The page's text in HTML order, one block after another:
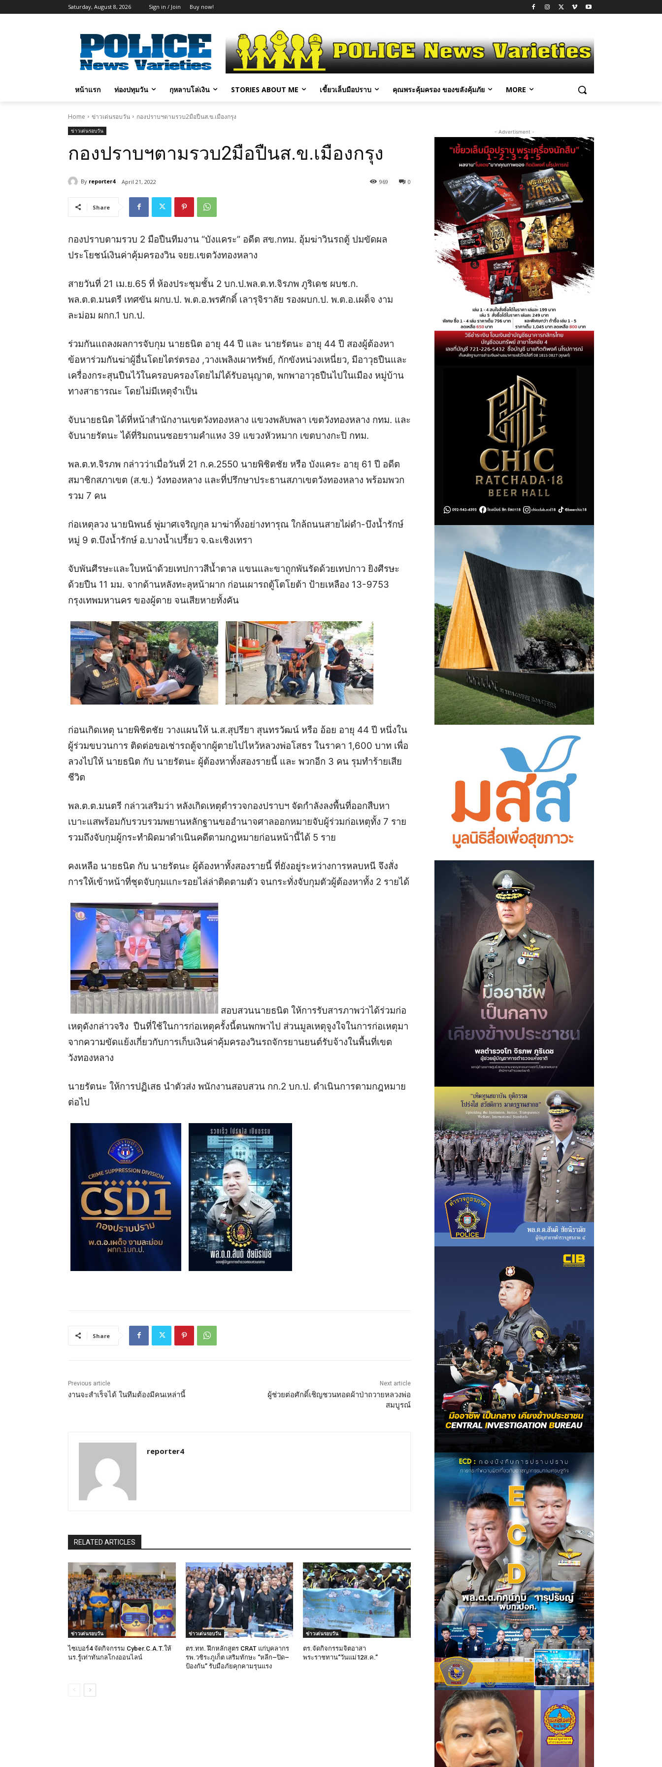
Saturday, August 8, 2026 Sign in / Join Buy now!
หน้าแรก ท่องปทุมวัน กุหลาบโล่เงิน STORIES ABOUT ME เขี้ยวเล็บมือปราบ คุณพระคุ้มครอง ของขลังคุ้มภัย MORE
Home ข่าวเด่นรอบวัน กองปราบฯตามรวบ2มือปืนส.ข.เมืองกรุง
ข่าวเด่นรอบวัน
กองปราบฯตามรวบ2มือปืนส.ข.เมืองกรุง
By reporter4 April 21, 2022 0
969
Share
กองปราบตามรวบ 2 มือปืนทีมงาน “บังแคระ” อดีต สข.กทม. อุ้มฆ่าวินรถตู้ ปมขัดผล
ประโยชน์เงินค่าคุ้มครองวิน จยย.เขตวังทองหลาง
สายวันที่ 21 เม.ย.65 ที่ ห้องประชุมชั้น 2 บก.ป.พล.ต.ท.จิรภพ ภูริเดช ผบช.ก.
พล.ต.ต.มนตรี เทศขัน ผกบ.ป. พ.ต.อ.พรศักดิ์ เลารุจิราลัย รองผบก.ป. พ.ต.อ.เผด็จ งาม
ละม่อม ผกก.1 บก.ป.
ร่วมกันแถลงผลการจับกุม นายธนิต อายุ 44 ปี และ นายรัตนะ อายุ 44 ปี สองผู้ต้องหา
ข้อหาร่วมกันฆ่าผู้อื่นโดยไตร่ตรอง ,วางเพลิงเผาทรัพย์, กักขังหน่วงเหนี่ยว, มีอาวุธปืนและ
เครื่องกระสุนปืนไว้ในครอบครองโดยไม่ได้รับอนุญาต, พกพาอาวุธปืนไปในเมือง หมู่บ้าน
ทางสาธารณะ โดยไม่มีเหตุจำเป็น
จับนายธนิต ได้ที่หน้าสำนักงานเขตวังทองหลาง แขวงพลับพลา เขตวังทองหลาง กทม. และ
จับนายรัตนะ ได้ที่ริมถนนซอยรามคำแหง 39 แขวงหัวหมาก เขตบางกะปิ กทม.
พล.ต.ท.จิรภพ กล่าวว่าเมื่อวันที่ 21 ก.ค.2550 นายพิชิตชัย หรือ บังแคระ อายุ 61 ปี อดีต
สมาชิกสภาเขต (ส.ข.) วังทองหลาง และที่ปรึกษาประธานสภาเขตวังทองหลาง พร้อมพวก
รวม 7 คน
ก่อเหตุลวง นายนิพนธ์ พู่มาศเจริญกุล มาฆ่าทิ้งอย่างทารุณ ใกล้ถนนสายไผ่ดำ-บึงน้ำรักษ์
หมู่ 9 ต.บึงน้ำรักษ์ อ.บางน้ำเปรี้ยว จ.ฉะเชิงเทรา
จับพันศีรษะและใบหน้าด้วยเทปกาวสีน้ำตาล แขนและขาถูกพันรัดด้วยเทปกาว ยิงศีรษะ
ด้วยปืน 11 มม. จากด้านหลังทะลุหน้าผาก ก่อนเผารถตู้โตโยต้า ป้ายเหลือง 13-9753
กรุงเทพมหานคร ของผู้ตาย จนเสียหายทั้งคัน
ก่อนเกิดเหตุ นายพิชิตชัย วางแผนให้ น.ส.สุปรียา สุนทรวัฒน์ หรือ อ้อย อายุ 44 ปี หนึ่งใน
ผู้ร่วมขบวนการ ติดต่อขอเช่ารถตู้จากผู้ตายไปไหว้หลวงพ่อโสธร ในราคา 1,600 บาท เพื่อ
ลวงไปให้ นายธนิต กับ นายรัตนะ ผู้ต้องหาทั้งสองรายนี้ และ พวกอีก 3 คน รุมทำร้ายเสีย
ชีวิต
พล.ต.ต.มนตรี กล่าวเสริมว่า หลังเกิดเหตุตำรวจกองปราบฯ จัดกำลังลงพื้นที่ออกสืบหา
เบาะแสพร้อมกับรวบรวมพยานหลักฐานขออำนาจศาลออกหมายจับผู้ร่วมก่อเหตุทั้ง 7 ราย
รวมถึงจับกุมผู้กระทำผิดมาดำเนินคดีตามกฎหมายก่อนหน้านี้ได้ 5 ราย
คงเหลือ นายธนิต กับ นายรัตนะ ผู้ต้องหาทั้งสองรายนี้ ที่ยังอยู่ระหว่างการหลบหนี จึงสั่ง
การให้เข้าหน้าที่ชุดจับกุมแกะรอยไล่ล่าติดตามตัว จนกระทั่งจับกุมตัวผู้ต้องหาทั้ง 2 รายได้
สอบสวนนายธนิต ให้การรับสารภาพว่าได้ร่วมก่อ
เหตุดังกล่าวจริง ปืนที่ใช้ในการก่อเหตุครั้งนี้ตนพกพาไป ส่วนมูลเหตุจูงใจในการก่อเหตุมา
จากความขัดแย้งเกี่ยวกับการเก็บเงินค่าคุ้มครองวินรถจักรยานยนต์รับจ้างในพื้นที่เขต
วังทองหลาง
นายรัตนะ ให้การปฏิเสธ นำตัวส่ง พนักงานสอบสวน กก.2 บก.ป. ดำเนินการตามกฎหมาย
ต่อไป
Share
Previous article
งานจะสำเร็จได้ ในทีมต้องมีคนเหล่านี้
Next article
ผู้ช่วยต่อศักดิ์เชิญชวนทอดผ้าป่าถวายหลวงพ่อ
สมบูรณ์
reporter4
RELATED ARTICLES
ข่าวเด่นรอบวัน
ไซเบอร์4 จัดกิจกรรม Cyber.C.A.T.ให้
นร.รู้เท่าทันกลโกงออนไลน์
ข่าวเด่นรอบวัน
ตร.ทท. ฝึกหลักสูตร CRAT แก่บุคลากร
รพ.วชิระภูเก็ต เสริมทักษะ “หลีก–ปิด–
ป้องกัน” รับมือภัยคุกคามรุนแรง
ข่าวเด่นรอบวัน
ตร.จัดกิจกรรมจิตอาสา
พระราชทาน“วันแม่12ส.ค.”
- Advertisment -